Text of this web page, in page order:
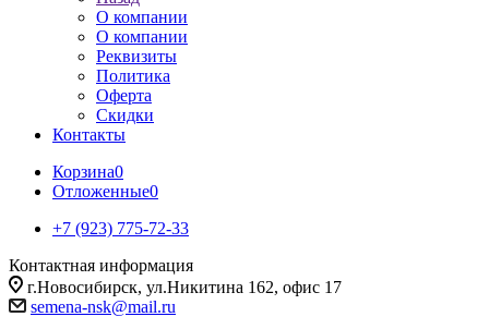
О компании
О компании
Реквизиты
Политика
Оферта
Скидки
Контакты
Корзина0
Отложенные0
+7 (923) 775-72-33
Контактная информация
г.Новосибирск, ул.Никитина 162, офис 17
semena-nsk@mail.ru